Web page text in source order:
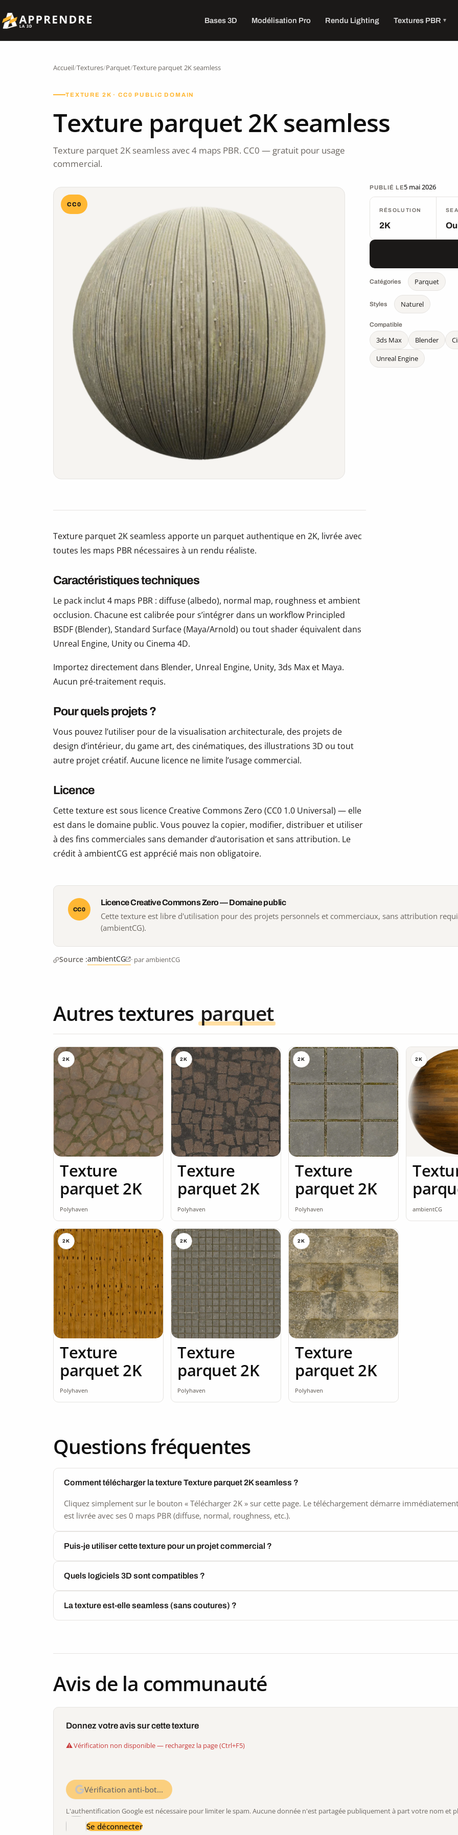
Bases 3D Modélisation Pro Rendu Lighting Textures PBR
Accueil/Textures/Parquet/Texture parquet 2K seamless
TEXTURE 2K · CC0 PUBLIC DOMAIN
Texture parquet 2K seamless
Texture parquet 2K seamless avec 4 maps PBR. CC0 — gratuit pour usage
commercial.
CC0
PUBLIÉ LE5 mai 2026
RÉSOLUTION
2K
Catégories Parquet
Styles Naturel
Compatible
3ds Max Blender
Unreal Engine
Texture parquet 2K seamless apporte un parquet authentique en 2K, livrée avec
toutes les maps PBR nécessaires à un rendu réaliste.
Caractéristiques techniques
Le pack inclut 4 maps PBR : diffuse (albedo), normal map, roughness et ambient
occlusion. Chacune est calibrée pour s’intégrer dans un workflow Principled
BSDF (Blender), Standard Surface (Maya/Arnold) ou tout shader équivalent dans
Unreal Engine, Unity ou Cinema 4D.
Importez directement dans Blender, Unreal Engine, Unity, 3ds Max et Maya.
Aucun pré-traitement requis.
Pour quels projets ?
Vous pouvez l’utiliser pour de la visualisation architecturale, des projets de
design d’intérieur, du game art, des cinématiques, des illustrations 3D ou tout
autre projet créatif. Aucune licence ne limite l’usage commercial.
Licence
Cette texture est sous licence Creative Commons Zero (CC0 1.0 Universal) — elle
est dans le domaine public. Vous pouvez la copier, modifier, distribuer et utiliser
à des fins commerciales sans demander d’autorisation et sans attribution. Le
crédit à ambientCG est apprécié mais non obligatoire.
CC0
Licence Creative Commons Zero — Domaine public
Cette texture est libre d'utilisation pour des projets personnels et commerciaux, sans attribution
(ambientCG).
Source :ambientCG · par ambientCG
Autres textures parquet
2K
Texture
parquet 2K
Polyhaven
2K
Texture
parquet 2K
Polyhaven
2K
Texture
parquet 2K
Polyhaven
2K
ambientCG
2K
Texture
parquet 2K
Polyhaven
2K
Texture
parquet 2K
Polyhaven
2K
Texture
parquet 2K
Polyhaven
Questions fréquentes
Comment télécharger la texture Texture parquet 2K seamless ?
Cliquez simplement sur le bouton « Télécharger 2K » sur cette page. Le téléchargement démarre
est livrée avec ses 0 maps PBR (diffuse, normal, roughness, etc.).
Puis-je utiliser cette texture pour un projet commercial ?
Quels logiciels 3D sont compatibles ?
La texture est-elle seamless (sans coutures) ?
Avis de la communauté
Donnez votre avis sur cette texture
Vérification non disponible — rechargez la page (Ctrl+F5)
Vérification anti-bot…
L'authentification Google est nécessaire pour limiter le spam. Aucune donnée n'est partagée publiquement à part votre nom et
Se déconnecter